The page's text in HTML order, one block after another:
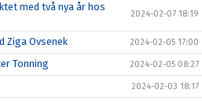
med två nya år hos
2024-02-07 18:19
Ziga Ovsenek 2024-02-05 17:00
Tonning 2024-02-05 08:27
2024-02-03 18:17